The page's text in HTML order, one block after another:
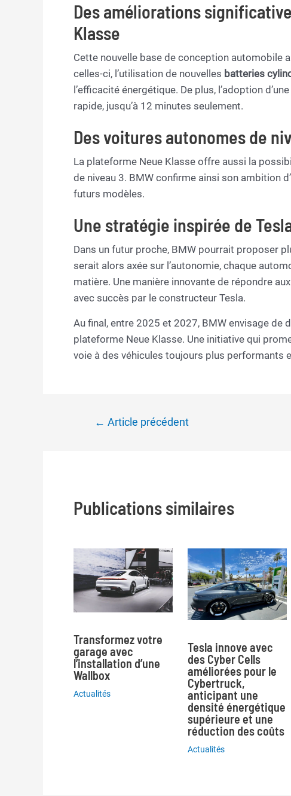
Des améliorations
Klasse
Cette nouvelle base de conception automobile
celles-ci, l’utilisation de nouvelles batteries
l’efficacité énergétique. De plus, l’adoption
rapide, jusqu’à 12 minutes seulement.
Des voitures autonomes de
La plateforme Neue Klasse offre aussi la
de niveau 3. BMW confirme ainsi son ambition
futurs modèles.
Une stratégie inspirée de
Dans un futur proche, BMW pourrait proposer
serait alors axée sur l’autonomie, chaque
matière. Une manière innovante de répondre
avec succès par le constructeur Tesla.
Au final, entre 2025 et 2027, BMW envisage
plateforme Neue Klasse. Une initiative qui
voie à des véhicules toujours plus performants
Navigation
← Article précédent
Publications similaires
Transformez votre
garage avec
l’installation d’une
Wallbox
Actualités
Tesla innove avec
des Cyber Cells
améliorées pour le
Cybertruck,
anticipant une
densité énergétique
supérieure et une
réduction des coûts
Actualités